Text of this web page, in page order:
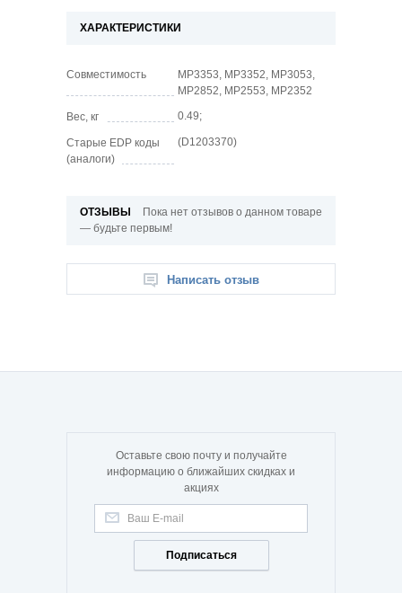
ХАРАКТЕРИСТИКИ
Совместимость
MP3353, MP3352, MP3053,
MP2852, MP2553, MP2352
Вес, кг 0.49;
Старые EDP коды
(аналоги)
(D1203370)
ОТЗЫВЫ
Пока нет отзывов о данном товаре
— будьте первым!
Написать отзыв
Оставьте свою почту и получайте
информацию о ближайших скидках и
акциях
Подписаться